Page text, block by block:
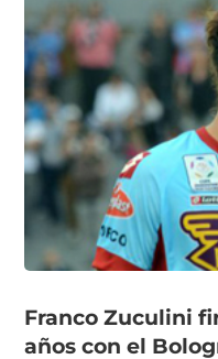
Franco Zuculini
años con el